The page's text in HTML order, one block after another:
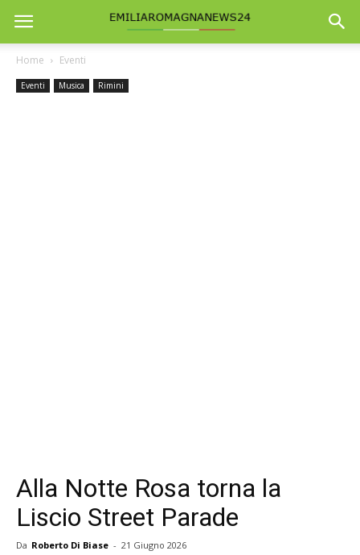
Home Eventi
Eventi Musica Rimini
Alla Notte Rosa torna la
Liscio Street Parade
Da Roberto Di Biase - 21 Giugno 2026